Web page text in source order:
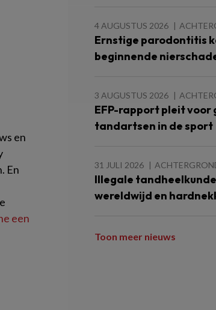
en
En
een
4 AUGUSTUS 2026
Ernstige parodontitis
beginnende
3 AUGUSTUS 2026
EFP-rapport pleit voor
tandartsen in de sport
31 JULI 2026
Illegale
wereldwijd en
Toon meer nieuws